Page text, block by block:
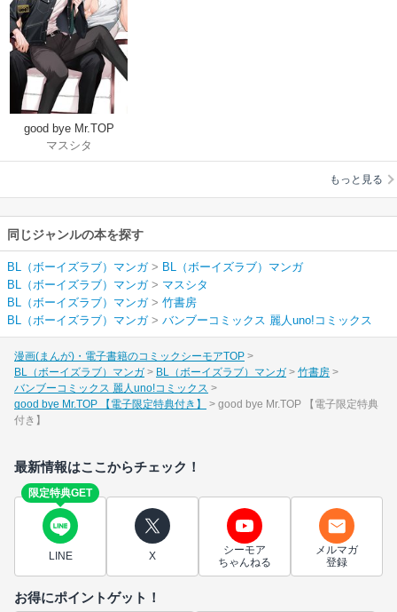
good bye Mr.TOP
【電子限定特典付
き】
マスシタ
もっと見る
同じジャンルの本を探す
BL（ボーイズラブ）マンガ> BL（ボーイズラブ）マンガ
BL（ボーイズラブ）マンガ> マスシタ
BL（ボーイズラブ）マンガ> 竹書房
BL（ボーイズラブ）マンガ> バンブーコミックス 麗人uno!コミックス
漫画(まんが)・電子書籍のコミックシーモアTOP
BL（ボーイズラブ）マンガ
BL（ボーイズラブ）マンガ
竹書房
バンブーコミックス 麗人uno!コミックス
good bye Mr.TOP 【電子限定特典付き】
good bye Mr.TOP 【電子限定特典
付き】
最新情報はここからチェック！
限定特典GET
LINE X
シーモア
ちゃんねる
メルマガ
登録
お得にポイントゲット！